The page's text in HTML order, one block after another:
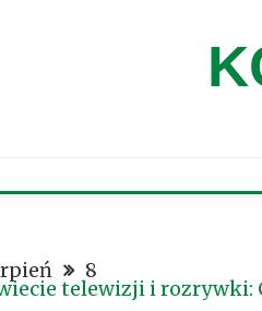
8
telewizji i rozrywki: